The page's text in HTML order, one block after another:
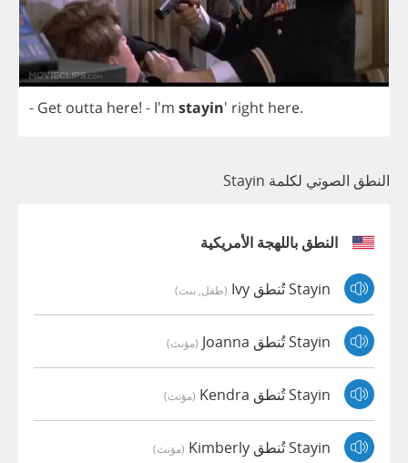
- Get outta here! - I'm stayin' right here.
النطق الصوتي لكلمة Stayin
النطق باللهجة الأمريكية
Stayin تُنطق Ivy (طفل, بنت)
Stayin تُنطق Joanna (مؤنث)
Stayin تُنطق Kendra (مؤنث)
Stayin تُنطق Kimberly (مؤنث)